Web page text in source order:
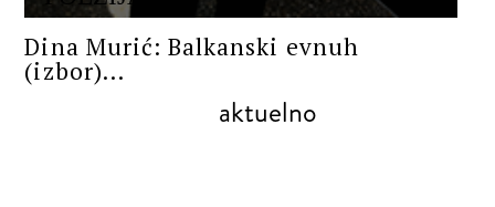
Dina Murić: Balkanski evnuh
(izbor)...
aktuelno